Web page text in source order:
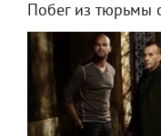
Побег из тюрьмы